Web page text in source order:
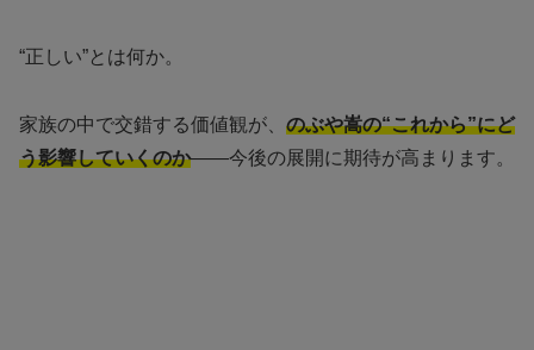
“正しい”とは何か。
家族の中で交錯する価値観が、 のぶや嵩の“これから”にど
う影響していくのか——今後の展開に期待が高まります。